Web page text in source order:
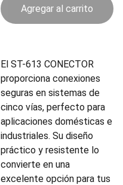
Agregar al carrito
El ST-613 CONECTOR
proporciona conexiones
seguras en sistemas de
cinco vías, perfecto para
aplicaciones domésticas e
industriales. Su diseño
práctico y resistente lo
convierte en una
excelente opción para tus